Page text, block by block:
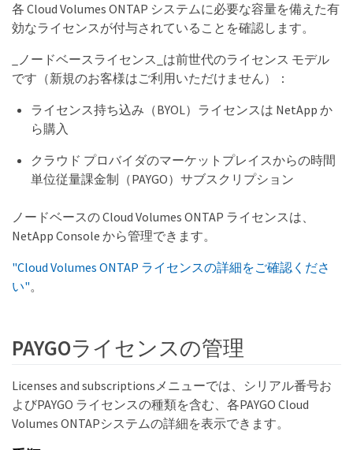
各 Cloud Volumes ONTAP システムに必要な容量を備えた有
効なライセンスが付与されていることを確認します。
_ノードベースライセンス_は前世代のライセンス モデル
です（新規のお客様はご利用いただけません）：
ライセンス持ち込み（BYOL）ライセンスは NetApp か
ら購入
クラウド プロバイダのマーケットプレイスからの時間
単位従量課金制（PAYGO）サブスクリプション
ノードベースの Cloud Volumes ONTAP ライセンスは、
NetApp Console から管理できます。
"Cloud Volumes ONTAP ライセンスの詳細をご確認くださ
い"。
PAYGOライセンスの管理
Licenses and subscriptionsメニューでは、シリアル番号お
よびPAYGO ライセンスの種類を含む、各PAYGO Cloud
Volumes ONTAPシステムの詳細を表示できます。